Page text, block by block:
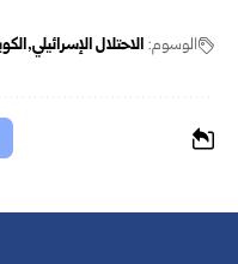
الوسوم: الاحتلال الإسرائيلي